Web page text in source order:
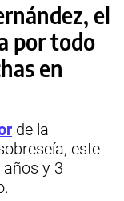
el
por todo
en
de la
este
y 3